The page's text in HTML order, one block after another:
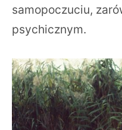
samopoczuciu,
psychicznym.